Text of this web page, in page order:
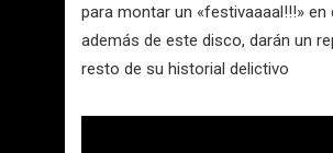
para montar un «festivaaaal!!!» en
además de este disco, darán un
resto de su historial delictivo